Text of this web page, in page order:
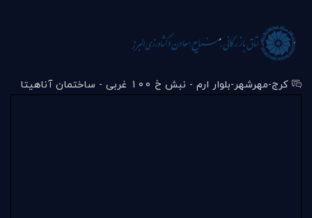
کرج-مهرشهر-بلوار ارم - نبش خ 100 غربی - ساختمان آناهیتا